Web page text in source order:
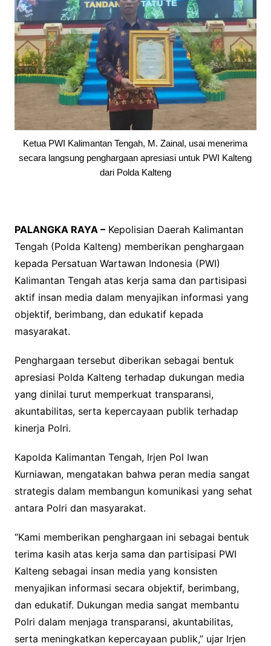
Ketua PWI Kalimantan Tengah, M. Zainal, usai menerima
secara langsung penghargaan apresiasi untuk PWI Kalteng
dari Polda Kalteng
PALANGKA RAYA –Kepolisian Daerah Kalimantan
Tengah (Polda Kalteng) memberikan penghargaan
kepada Persatuan Wartawan Indonesia (PWI)
Kalimantan Tengah atas kerja sama dan partisipasi
aktif insan media dalam menyajikan informasi yang
objektif, berimbang, dan edukatif kepada
masyarakat.
Penghargaan tersebut diberikan sebagai bentuk
apresiasi Polda Kalteng terhadap dukungan media
yang dinilai turut memperkuat transparansi,
akuntabilitas, serta kepercayaan publik terhadap
kinerja Polri.
Kapolda Kalimantan Tengah, Irjen Pol Iwan
Kurniawan, mengatakan bahwa peran media sangat
strategis dalam membangun komunikasi yang sehat
antara Polri dan masyarakat.
“Kami memberikan penghargaan ini sebagai bentuk
terima kasih atas kerja sama dan partisipasi PWI
Kalteng sebagai insan media yang konsisten
menyajikan informasi secara objektif, berimbang,
dan edukatif. Dukungan media sangat membantu
Polri dalam menjaga transparansi, akuntabilitas,
serta meningkatkan kepercayaan publik,” ujar Irjen